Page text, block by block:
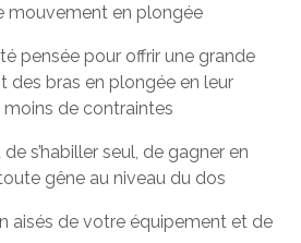
mouvement en plongée
pensée pour offrir une grande
des bras en plongée en leur
moins de contraintes
s’habiller seul, de gagner en
gêne au niveau du dos
aisés de votre équipement et de